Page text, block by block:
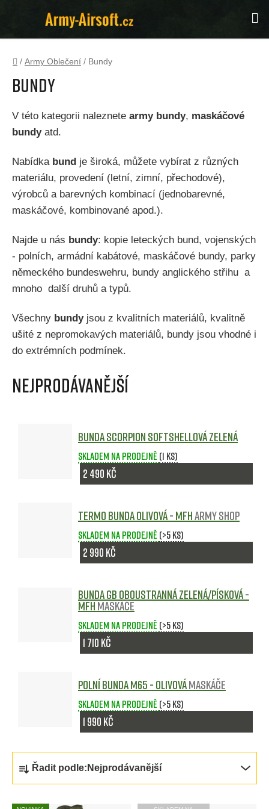
Domů
/ Army Oblečení / Bundy
Bundy
V této kategorii naleznete army bundy, maskáčové
bundyatd.
Nabídkabund je široká, můžete vybírat z různých
materiálu, provedení (letní, zimní, přechodové),
výrobců a barevných kombinací (jednobarevné,
maskáčové, kombinované apod.).
Najde u nás bundy: kopie leteckých bund, vojenských
- polních, armádní kabátové, maskáčové bundy, parky
německého bundeswehru, bundy anglického střihu a
mnoho další druhů a typů.
Všechny bundy jsou z kvalitních materiálů, kvalitně
ušité z nepromokavých materiálů, bundy jsou vhodné i
do extrémních podmínek.
Nejprodávanější
Bunda SCORPION softshellová ZELENÁ
Skladem na prodejně (1 ks)
2 490 Kč
Termo bunda olivová - MFHarmy shop
Skladem na prodejně (>5 ks)
2 990 Kč
Bunda GB oboustranná ZELENÁ/PÍSKOVÁ -
MFH Maskáče
Skladem na prodejně (>5 ks)
1 710 Kč
Polní bunda M65 - olivováMaskáče
Skladem na prodejně (>5 ks)
1 990 Kč
Ř
a
z
Řadit podle: Nejprodávanější